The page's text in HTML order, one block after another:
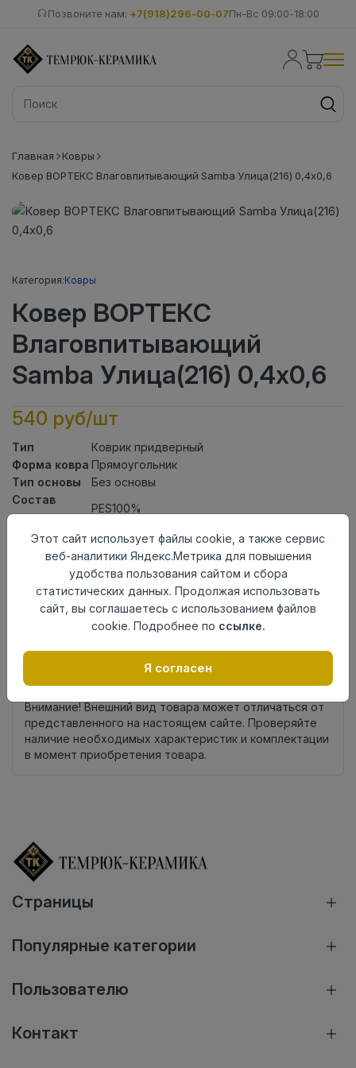
Позвоните нам: +7(918)296-00-07Пн-Вс 09:00-18:00
Главная
Ковры
Ковер ВОРТЕКС Влаговпитывающий Samba Улица(216) 0,4х0,6
Категория:Ковры
Ковер ВОРТЕКС
Влаговпитывающий
Samba Улица(216) 0,4х0,6
540 руб/шт
Тип
Коврик придверный
Форма ковра Прямоугольник
Тип основы
Без основы
Состав
ворса
PES100%
Тип ворса
Soft Touch
Класс
21кл
0,6
Ширина
0,4
Страна
происхождения
Китай
Осталось32 шт
Внимание! Внешний вид товара может отличаться от
представленного на настоящем сайте. Проверяйте
наличие необходимых характеристик и комплектации
в момент приобретения товара.
Страницы
Популярные категории
Пользователю
Контакт
Этот сайт использует файлы cookie, а также сервис
веб-аналитики Яндекс.Метрика для повышения
удобства пользования сайтом и сбора
статистических данных. Продолжая использовать
сайт, вы соглашаетесь с использованием файлов
cookie. Подробнее по ссылке.
Я согласен